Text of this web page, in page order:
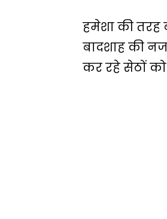
हमेशा की
बादशाह की
कर रहे सेठों